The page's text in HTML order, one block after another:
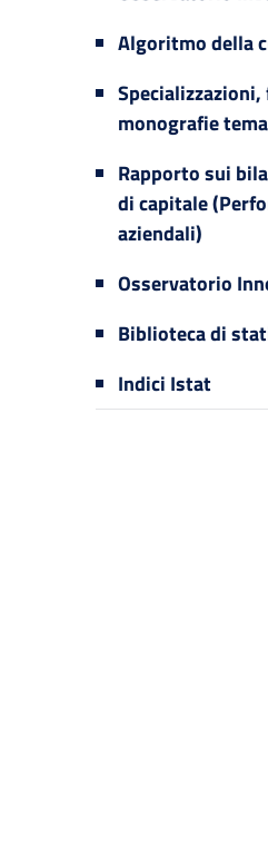
Algoritmo della
monografie
Rapporto sui
di capitale
aziendali)
Osservatorio
Biblioteca di
Indici Istat